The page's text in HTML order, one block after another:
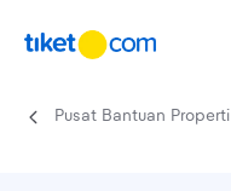
Pusat Bantuan Properti